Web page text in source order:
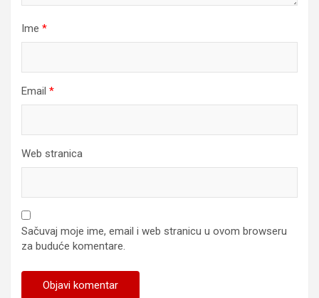
Ime *
Email *
Web stranica
Sačuvaj moje ime, email i web stranicu u ovom browseru
za buduće komentare.